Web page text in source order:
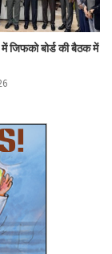
जिफको बोर्ड की बैठक में